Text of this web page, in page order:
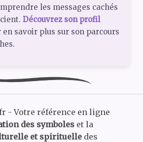
les messages cachés
Découvrez son profil
savoir plus sur son parcours
- Votre référence en ligne
des symboleset la
et spirituelledes